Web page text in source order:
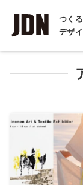
つく
デザ
インタビュ